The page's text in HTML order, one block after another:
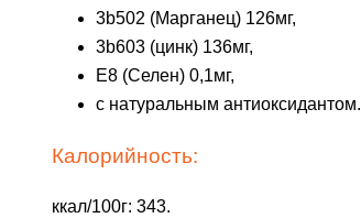
3b502 (Марганец) 126мг,
3b603 (цинк) 136мг,
E8 (Селен) 0,1мг,
с натуральным антиоксидантом.
Калорийность:
ккал/100г: 343.